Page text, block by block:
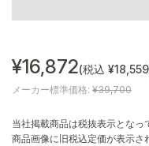
¥16,872(税込
メーカー標準価格: ¥39,700
当社掲載商品は税抜表示となっ
商品画像に旧税込定価が表示さ